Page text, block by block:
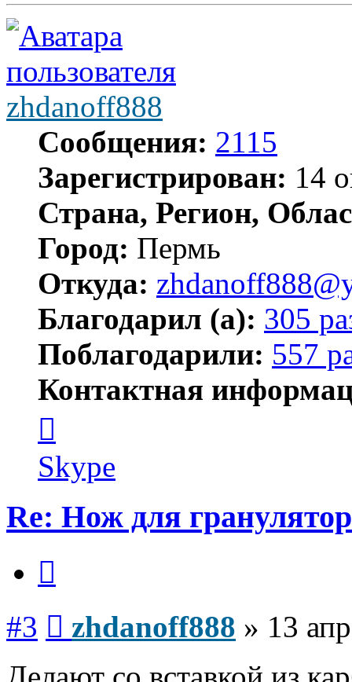
zhdanoff888
Сообщения: 2115
Зарегистрирован: 14
Страна, Регион,
Город: Пермь
Откуда:
Благодарил (а): 305
Поблагодарили: 557
Контактная
пользователя
zhdanoff888
Skype
Re: Нож для
#3 zhdanoff888 » 13